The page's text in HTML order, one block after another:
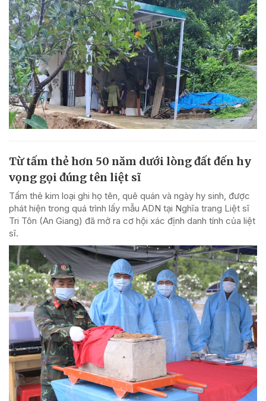
Từ tấm thẻ hơn 50 năm dưới lòng đất đến hy
vọng gọi đúng tên liệt sĩ
Tấm thẻ kim loại ghi họ tên, quê quán và ngày hy sinh, được
phát hiện trong quá trình lấy mẫu ADN tại Nghĩa trang Liệt sĩ
Tri Tôn (An Giang) đã mở ra cơ hội xác định danh tính của liệt
sĩ.